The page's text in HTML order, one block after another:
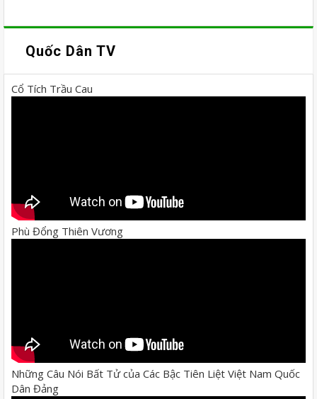
Quốc Dân TV
Cổ Tích Trầu Cau
Phù Đổng Thiên Vương
Những Câu Nói Bất Tử của Các Bậc Tiên Liệt Việt Nam Quốc
Dân Đảng